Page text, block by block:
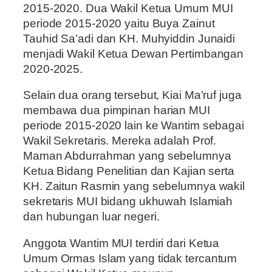
2015-2020. Dua Wakil Ketua Umum MUI
periode 2015-2020 yaitu Buya Zainut
Tauhid Sa’adi dan KH. Muhyiddin Junaidi
menjadi Wakil Ketua Dewan Pertimbangan
2020-2025.
Selain dua orang tersebut, Kiai Ma’ruf juga
membawa dua pimpinan harian MUI
periode 2015-2020 lain ke Wantim sebagai
Wakil Sekretaris. Mereka adalah Prof.
Maman Abdurrahman yang sebelumnya
Ketua Bidang Penelitian dan Kajian serta
KH. Zaitun Rasmin yang sebelumnya wakil
sekretaris MUI bidang ukhuwah Islamiah
dan hubungan luar negeri.
Anggota Wantim MUI terdiri dari Ketua
Umum Ormas Islam yang tidak tercantum